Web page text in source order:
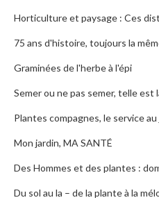
Horticulture et paysage : Ces
75 ans d'histoire, toujours la
Graminées de l'herbe à l'épi
Semer ou ne pas semer, telle est
Plantes compagnes, le service au
Mon jardin, MA SANTÉ
Des Hommes et des plantes :
Du sol au la – de la plante à la